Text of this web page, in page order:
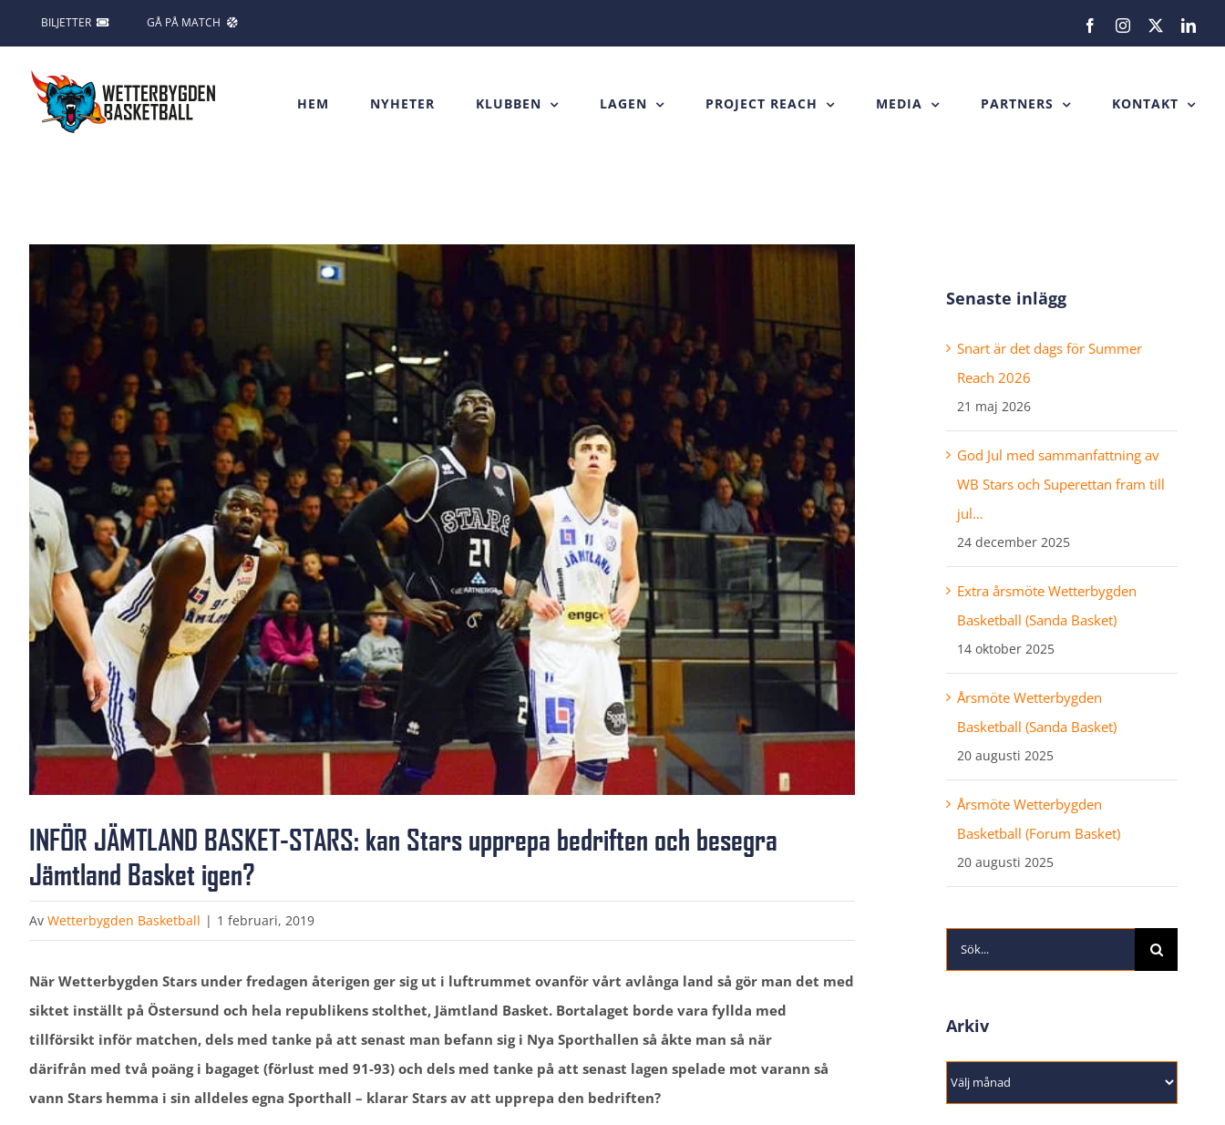
Fortsätt
till
innehållet
BILJETTER GÅ PÅ MATCH FacebookInstagram
HEM NYHETER KLUBBEN LAGEN PROJECT REACH MEDIA PARTNERS KONTAKT
INFÖR JÄMTLAND BASKET-STARS: kan Stars upprepa bedriften och besegra
Jämtland Basket igen?
Av Wetterbygden Basketball | 1 februari, 2019
När Wetterbygden Stars under fredagen återigen ger sig ut i luftrummet ovanför vårt avlånga land så gör man det med
siktet inställt på Östersund och hela republikens stolthet, Jämtland Basket. Bortalaget borde vara fyllda med
tillförsikt inför matchen, dels med tanke på att senast man befann sig i Nya Sporthallen så åkte man så när
därifrån med två poäng i bagaget (förlust med 91-93) och dels med tanke på att senast lagen spelade mot varann så
vann Stars hemma i sin alldeles egna Sporthall – klarar Stars av att upprepa den bedriften?
Senaste inlägg
Snart är det dags för Summer
Reach 2026
21 maj 2026
God Jul med sammanfattning av
WB Stars och Superettan fram till
jul…
24 december 2025
Extra årsmöte Wetterbygden
Basketball (Sanda Basket)
14 oktober 2025
Årsmöte Wetterbygden
Basketball (Sanda Basket)
20 augusti 2025
Årsmöte Wetterbygden
Basketball (Forum Basket)
20 augusti 2025
Sök
efter:
Arkiv
Arkiv